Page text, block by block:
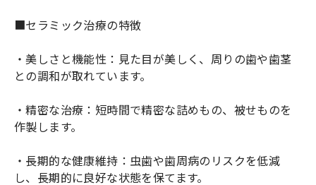
■セラミック治療の特徴
・美しさと機能性：見た目が美しく、周りの歯や歯茎
との調和が取れています。
・精密な治療：短時間で精密な詰めもの、被せものを
作製します。
・長期的な健康維持：虫歯や歯周病のリスクを低減
し、長期的に良好な状態を保てます。